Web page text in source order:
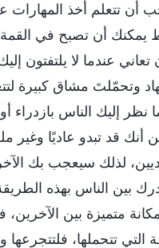
أن تتعلم أخذ المهارات
أن تصبح في القمة.
عندما لا يلتفتون
وتحمّلتَ مشاق كبيرة
نظر إليك الناس بازدراء
قد تبدو عاديًا وغير
لذلك سيعجب بك
بين الناس بهذه
متميزة بين
التي تتحملها،